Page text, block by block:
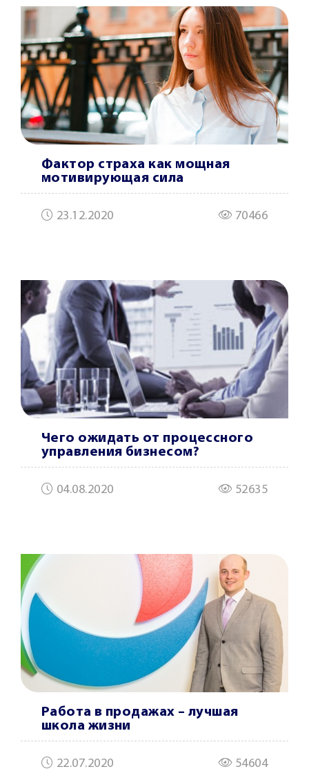
Фактор страха как мощная
мотивирующая сила
23.12.2020 70466
Чего ожидать от процессного
управления бизнесом?
04.08.2020 52635
Работа в продажах – лучшая
школа жизни
22.07.2020 54604